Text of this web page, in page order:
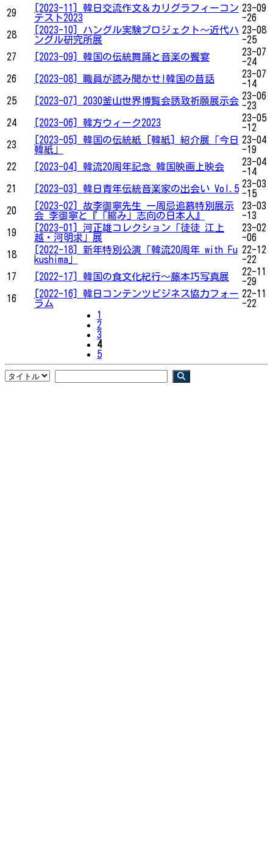
29
[2023-11] 韓日交流作文＆カリグラフィーコン
テスト2023
23-09
-26
28
[2023-10] ハングル実験プロジェクト～近代ハ
ングル研究所展
23-08
-25
27
[2023-09] 韓国の伝統舞踊と音楽の饗宴
23-07
-24
26
[2023-08] 職員が読み聞かせ!韓国の昔話
23-07
-14
25
[2023-07] 2030釜山世界博覧会誘致祈願展示会 23-06
-23
24
[2023-06] 韓方ウィーク2023
23-05
-12
23
[2023-05] 韓国の伝統紙 [韓紙] 紹介展「今日
韓紙」
23-04
-19
22
[2023-04] 韓流20周年記念 韓国映画上映会
23-04
-14
21
[2023-03] 韓日青年伝統音楽家の出会い Vol.5 23-03
-15
20
[2023-02] 故李御寧先生 一周忌追慕特別展示
会 李御寧と『「縮み」志向の日本人』
23-03
-13
19
[2023-01] 河正雄コレクション「徒徒 江上
越・河明求」展
23-02
-06
18
[2022-18] 新年特別公演「韓流20周年 with Fu
kushima」
22-12
-22
17
[2022-17] 韓国の食文化紀行～藤本巧写真展
22-11
-29
16
[2022-16] 韓日コンテンツビジネス協力フォー
ラム
22-11
-22
1
2
3
4
5